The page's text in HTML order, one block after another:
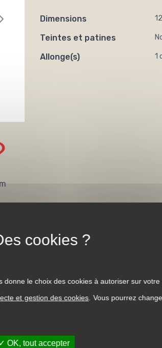
Dimensions
Teintes et patines
Allonge(s) 1
le choix des cookies à autoriser sur votre
et gestion des cookies . Vous pourrez
✓ OK, tout accepter